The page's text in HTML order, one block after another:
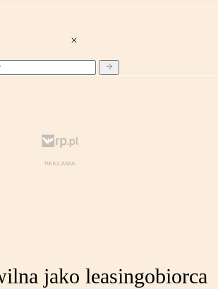
jako leasingobiorca